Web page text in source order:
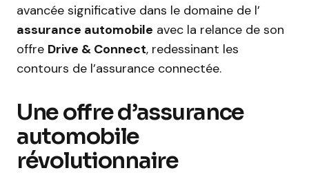
avancée significative dans le domaine de l’
assurance automobile avec la relance de son
offre Drive & Connect, redessinant les
contours de l’assurance connectée.
Une offre d’assurance
automobile
révolutionnaire